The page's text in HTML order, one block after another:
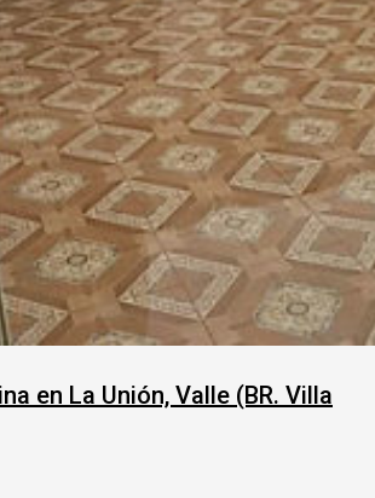
en La Unión, Valle (BR. Villa